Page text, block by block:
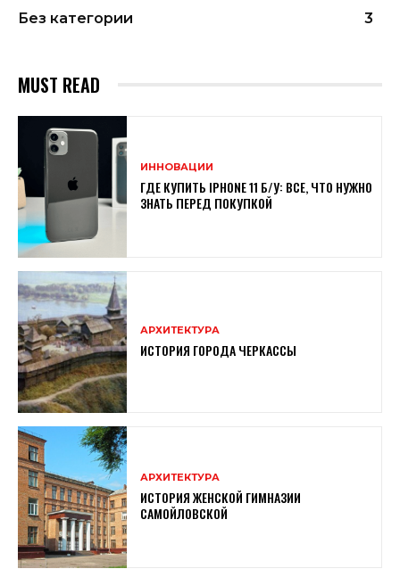
Без категории
3
MUST READ
ИННОВАЦИИ
ГДЕ КУПИТЬ IPHONE 11 Б/У: ВСЕ, ЧТО НУЖНО
ЗНАТЬ ПЕРЕД ПОКУПКОЙ
АРХИТЕКТУРА
ИСТОРИЯ ГОРОДА ЧЕРКАССЫ
АРХИТЕКТУРА
ИСТОРИЯ ЖЕНСКОЙ ГИМНАЗИИ
САМОЙЛОВСКОЙ